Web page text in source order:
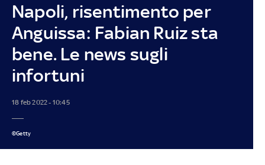
Napoli, risentimento per
Anguissa: Fabian Ruiz sta
bene. Le news sugli
infortuni
18 feb 2022 - 10:45
©Getty